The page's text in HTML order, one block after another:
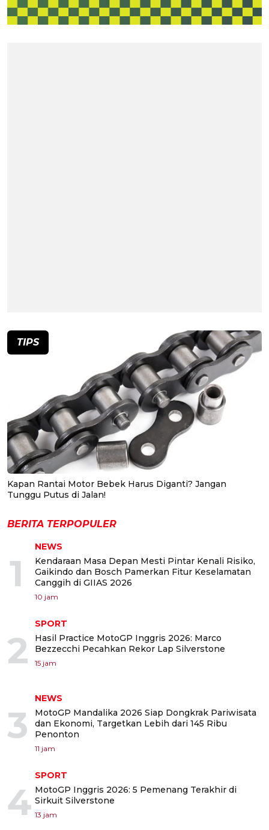
TIPS
Kapan Rantai Motor Bebek Harus Diganti? Jangan
Tunggu Putus di Jalan!
BERITA TERPOPULER
1
NEWS
Kendaraan Masa Depan Mesti Pintar Kenali Risiko,
Gaikindo dan Bosch Pamerkan Fitur Keselamatan
Canggih di GIIAS 2026
10 jam
2
SPORT
Hasil Practice MotoGP Inggris 2026: Marco
Bezzecchi Pecahkan Rekor Lap Silverstone
15 jam
3
NEWS
MotoGP Mandalika 2026 Siap Dongkrak Pariwisata
dan Ekonomi, Targetkan Lebih dari 145 Ribu
Penonton
11 jam
4
SPORT
MotoGP Inggris 2026: 5 Pemenang Terakhir di
Sirkuit Silverstone
13 jam